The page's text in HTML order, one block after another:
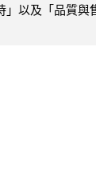
以及「品質與